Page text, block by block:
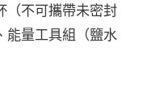
（不可攜帶未密封
能量工具組（鹽水